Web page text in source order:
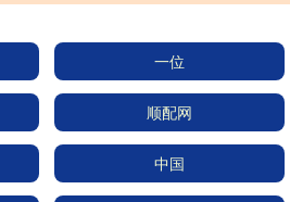
一位
顺配网
中国